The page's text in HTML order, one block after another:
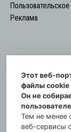
Реклама
©
Орловская
00254 от 29
Газета
Этот веб-
файлы cookie
Он не
Тем не менее
веб-сервисы